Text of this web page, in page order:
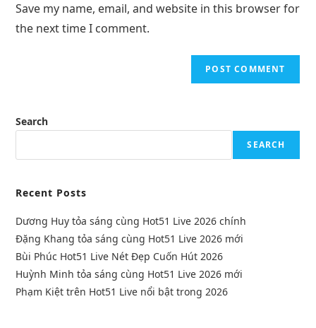
Save my name, email, and website in this browser for
the next time I comment.
Search
SEARCH
Recent Posts
Dương Huy tỏa sáng cùng Hot51 Live 2026 chính
Đặng Khang tỏa sáng cùng Hot51 Live 2026 mới
Bùi Phúc Hot51 Live Nét Đẹp Cuốn Hút 2026
Huỳnh Minh tỏa sáng cùng Hot51 Live 2026 mới
Phạm Kiệt trên Hot51 Live nổi bật trong 2026